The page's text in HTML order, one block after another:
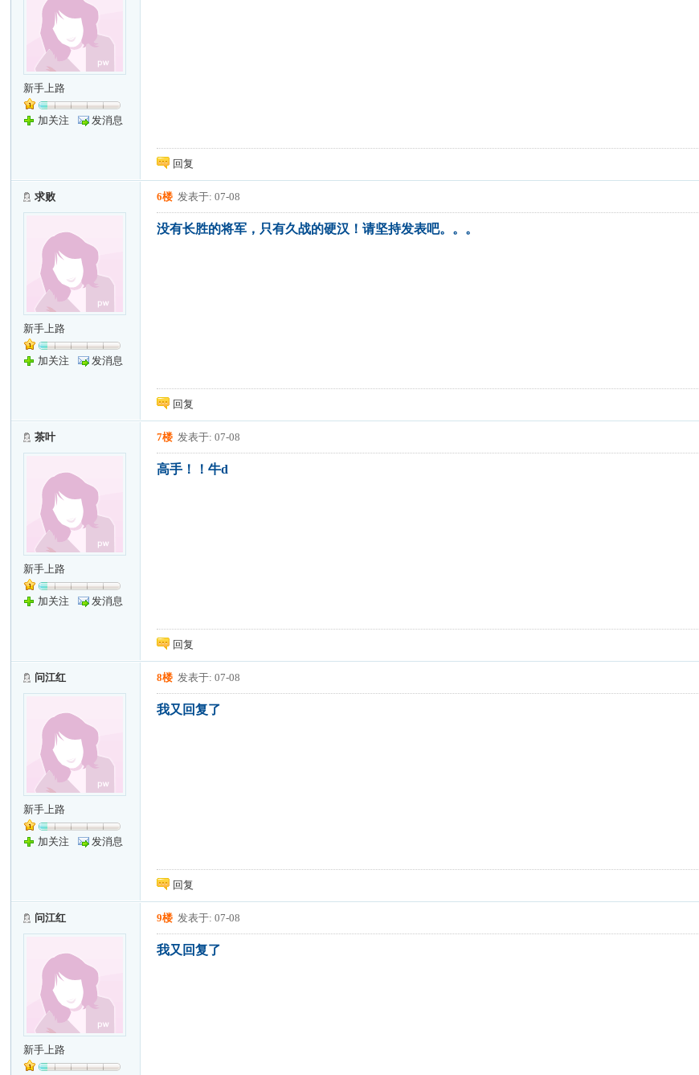
新手上路
加关注 发消息
回复
求败
新手上路
加关注 发消息
6楼 发表于: 07-08
没有长胜的将军，只有久战的硬汉！请坚持发表吧。。。
回复
茶叶
新手上路
加关注 发消息
7楼 发表于: 07-08
高手！！牛d
回复
问江红
新手上路
加关注 发消息
8楼 发表于: 07-08
我又回复了
回复
问江红
新手上路
9楼 发表于: 07-08
我又回复了